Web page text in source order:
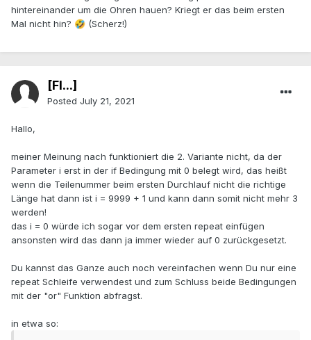
hintereinander um die Ohren hauen? Kriegt er das beim ersten
Mal nicht hin? 🤣 (Scherz!)
[Fl...]
Posted July 21, 2021
Hallo,
meiner Meinung nach funktioniert die 2. Variante nicht, da der
Parameter i erst in der if Bedingung mit 0 belegt wird, das heißt
wenn die Teilenummer beim ersten Durchlauf nicht die richtige
Länge hat dann ist i = 9999 + 1 und kann dann somit nicht mehr 3
werden!
das i = 0 würde ich sogar vor dem ersten repeat einfügen
ansonsten wird das dann ja immer wieder auf 0 zurückgesetzt.
Du kannst das Ganze auch noch vereinfachen wenn Du nur eine
repeat Schleife verwendest und zum Schluss beide Bedingungen
mit der "or" Funktion abfragst.
in etwa so: